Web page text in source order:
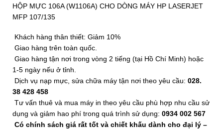
HỘP MỰC 106A (W1106A) CHO DÒNG MÁY HP LASERJET
MFP 107/135
Khách hàng thân thiết: Giảm 10%
Giao hàng trên toàn quốc.
Giao hàng tận nơi trong vòng 2 tiếng (tại Hồ Chí Minh) hoặc
1-5 ngày nếu ở tỉnh.
Dịch vụ nạp mực, sửa chữa máy tận nơi theo yêu cầu: 028.
38 428 458
Tư vấn thuê và mua máy in theo yêu cầu phù hợp nhu cầu sử
dụng và giảm hao phí trong quá trình sử dụng: 0934 002 567
Có chính sách giá rất tốt và chiết khấu dành cho đại lý –